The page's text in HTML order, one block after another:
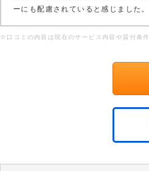
ーにも配慮されていると感じました。
※口コミの内容は現在のサービス内容や貸付条